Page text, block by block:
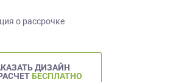
о рассрочке
ДИЗАЙН
БЕСПЛАТНО